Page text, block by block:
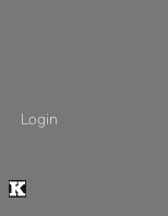
Login